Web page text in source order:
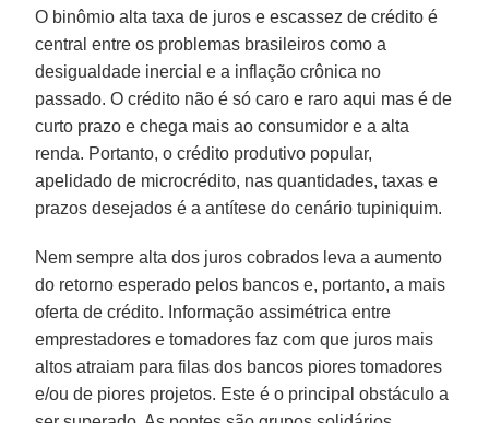
O binômio alta taxa de juros e escassez de crédito é
central entre os problemas brasileiros como a
desigualdade inercial e a inflação crônica no
passado. O crédito não é só caro e raro aqui mas é de
curto prazo e chega mais ao consumidor e a alta
renda. Portanto, o crédito produtivo popular,
apelidado de microcrédito, nas quantidades, taxas e
prazos desejados é a antítese do cenário tupiniquim.
Nem sempre alta dos juros cobrados leva a aumento
do retorno esperado pelos bancos e, portanto, a mais
oferta de crédito. Informação assimétrica entre
emprestadores e tomadores faz com que juros mais
altos atraiam para filas dos bancos piores tomadores
e/ou de piores projetos. Este é o principal obstáculo a